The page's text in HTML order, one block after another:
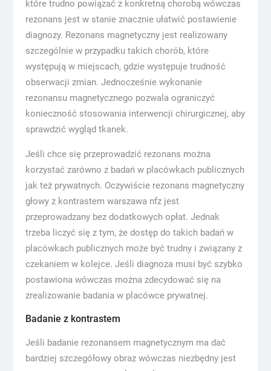
które trudno powiązać z konkretną chorobą wówczas
rezonans jest w stanie znacznie ułatwić postawienie
diagnozy. Rezonans magnetyczny jest realizowany
szczególnie w przypadku takich chorób, które
występują w miejscach, gdzie występuje trudność
obserwacji zmian. Jednocześnie wykonanie
rezonansu magnetycznego pozwala ograniczyć
konieczność stosowania interwencji chirurgicznej, aby
sprawdzić wygląd tkanek.
Jeśli chce się przeprowadzić rezonans można
korzystać zarówno z badań w placówkach publicznych
jak też prywatnych. Oczywiście rezonans magnetyczny
głowy z kontrastem warszawa nfz jest
przeprowadzany bez dodatkowych opłat. Jednak
trzeba liczyć się z tym, że dostęp do takich badań w
placówkach publicznych może być trudny i związany z
czekaniem w kolejce. Jeśli diagnoza musi być szybko
postawiona wówczas można zdecydować się na
zrealizowanie badania w placówce prywatnej.
Badanie z kontrastem
Jeśli badanie rezonansem magnetycznym ma dać
bardziej szczegółowy obraz wówczas niezbędny jest